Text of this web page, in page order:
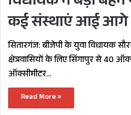
कई संस्थाएं आई आगे
सितारगंज: बीजेपी के युवा विधायक
क्षेत्रवासियों के लिए सिंगापुर से 40
ऑक्सीमीटर…
Read More »